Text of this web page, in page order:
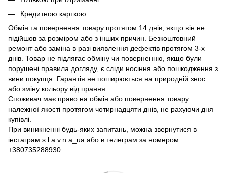
Кредитною карткою
Обмін та повернення товару протягом 14 днів, якщо він не
підійшов за розміром або з інших причин. Безкоштовний
ремонт або заміна в разі виявлення дефектів протягом 3-х
днів. Товар не підлягає обміну чи поверненню, якщо були
порушені правила догляду, є сліди носіння або пошкодження з
вини покупця. Гарантія не поширюється на природній знос
або зміну кольору від прання.
Споживач має право на обмін або повернення товару
належної якості протягом чотирнадцяти днів, не рахуючи дня
купівлі.
При виникненні будь-яких запитань, можна звернутися в
інстаграм s.l.a.v.n.a_ua або в телеграм за номером
+380735288930